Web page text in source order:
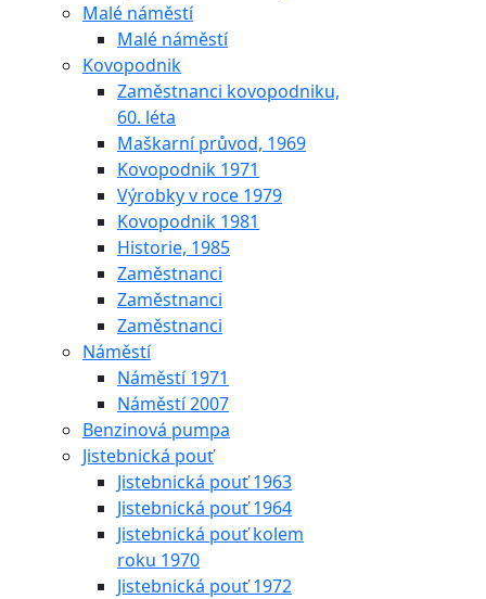
Malé náměstí
Malé náměstí
Kovopodnik
Zaměstnanci kovopodniku,
60. léta
Maškarní průvod, 1969
Kovopodnik 1971
Výrobky v roce 1979
Kovopodnik 1981
Historie, 1985
Zaměstnanci
Zaměstnanci
Zaměstnanci
Náměstí
Náměstí 1971
Náměstí 2007
Benzinová pumpa
Jistebnická pouť
Jistebnická pouť 1963
Jistebnická pouť 1964
Jistebnická pouť kolem
roku 1970
Jistebnická pouť 1972